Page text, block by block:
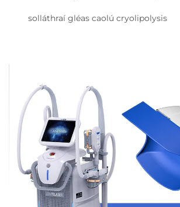
solláthraí gléas caolú cryolipolysis